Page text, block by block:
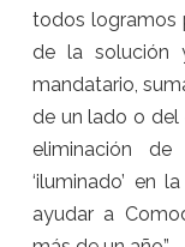
todos logramos
de la solución
mandatario,
de un lado o
eliminación
‘iluminado’ en
ayudar a